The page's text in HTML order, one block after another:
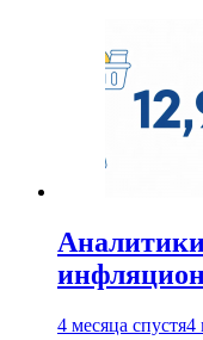
4 месяца спустя4